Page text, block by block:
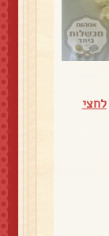
לחצי